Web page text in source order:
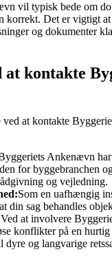
vil typisk bede om
korrekt. Det er vigtigt
og dokumenter
at kontakte
ved at kontakte
Ankenævn
for byggebranchen
og vejledning.
Som en uafhængig
din sag behandles
Ved at involvere
konflikter på en hurtig
dyre og langvarige